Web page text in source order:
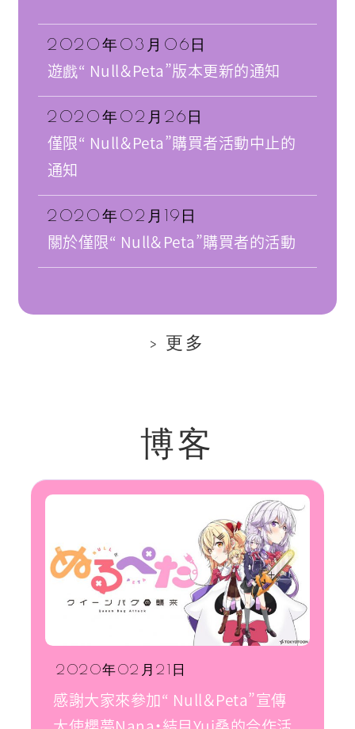
2020年03月06日
遊戲“ Null＆Peta”版本更新的通知
2020年02月26日
僅限“ Null＆Peta”購買者活動中止的
通知
2020年02月19日
關於僅限“ Null＆Peta”購買者的活動
更多
博客
2020年02月21日
感謝大家來參加“ Null＆Peta”宣傳